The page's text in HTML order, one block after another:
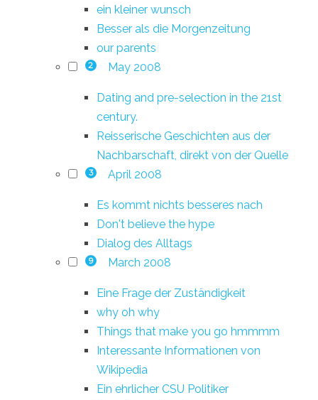
ein kleiner wunsch
Besser als die Morgenzeitung
our parents
2 May 2008
Dating and pre-selection in the 21st
century.
Reisserische Geschichten aus der
Nachbarschaft, direkt von der Quelle
3 April 2008
Es kommt nichts besseres nach
Don't believe the hype
Dialog des Alltags
9 March 2008
Eine Frage der Zuständigkeit
why oh why
Things that make you go hmmmm
Interessante Informationen von
Wikipedia
Ein ehrlicher CSU Politiker